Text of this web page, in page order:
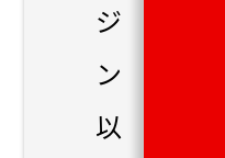
ジ
ン
以